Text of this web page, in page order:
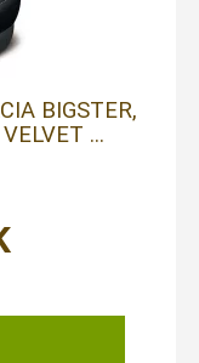
BIGSTER,
...